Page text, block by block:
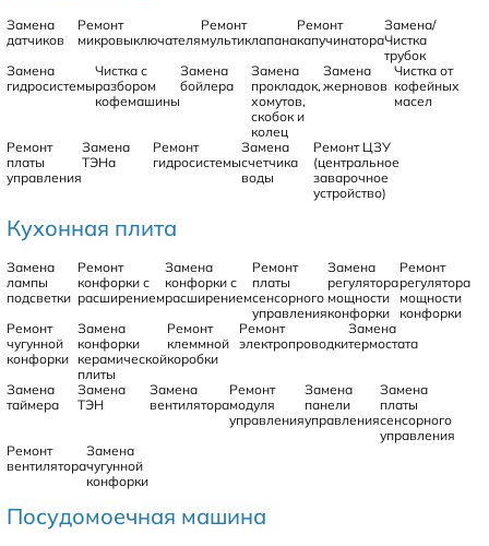
Замена
датчиков
Ремонт
микровыключателя
Ремонт
мультиклапана
Ремонт
капучинатора
Замена/
Чистка
трубок
Замена
гидросистемы
Чистка с
разбором
кофемашины
Замена
бойлера
Замена
прокладок,
хомутов,
скобок и
колец
Замена
жерновов
Чистка от
кофейных
масел
Ремонт
платы
управления
Замена
ТЭНа
Ремонт
гидросистемы
Замена
счетчика
воды
Ремонт ЦЗУ
(центральное
заварочное
устройство)
Кухонная плита
Замена
лампы
подсветки
Ремонт
конфорки с
расширением
Замена
конфорки с
расширением
Ремонт
платы
сенсорного
управления
Замена
регулятора
мощности
конфорки
Ремонт
регулятора
мощности
конфорки
Ремонт
чугунной
конфорки
Замена
конфорки
керамической
плиты
Ремонт
клеммной
коробки
Ремонт
электропроводки
Замена
термостата
Замена
таймера
Замена
ТЭН
Замена
вентилятора
Ремонт
модуля
управления
Замена
панели
управления
Замена
платы
сенсорного
управления
Ремонт
вентилятора
Замена
чугунной
конфорки
Посудомоечная машина